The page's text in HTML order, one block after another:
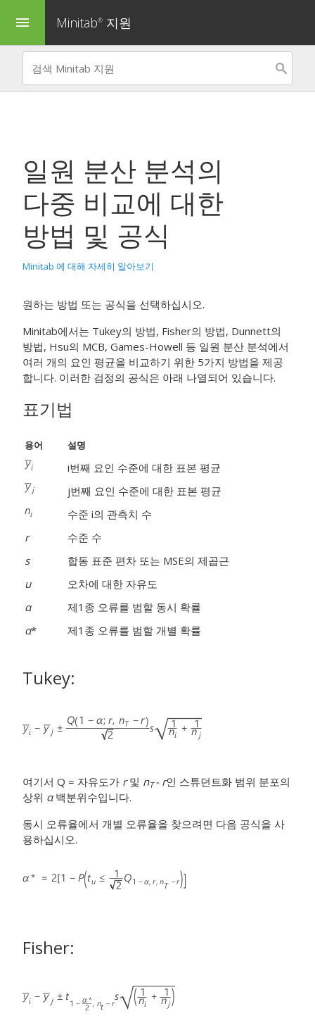
menu Minitab® 지원
일원 분산 분석의
다중 비교에 대한
방법 및 공식
Minitab 에 대해 자세히 알아보기
원하는 방법 또는 공식을 선택하십시오.
Minitab에서는 Tukey의 방법, Fisher의 방법, Dunnett의
방법, Hsu의 MCB, Games-Howell 등 일원 분산 분석에서
여러 개의 요인 평균을 비교하기 위한 5가지 방법을 제공
합니다. 이러한 검정의 공식은 아래 나열되어 있습니다.
표기법
용어 설명
i번째 요인 수준에 대한 표본 평균
j번째 요인 수준에 대한 표본 평균
수준 i의 관측치 수
r
수준 수
s
합동 표준 편차 또는 MSE의 제곱근
u
오차에 대한 자유도
α
제1종 오류를 범할 동시 확률
α* 제1종 오류를 범할 개별 확률
Tukey:
여기서 Q = 자유도가 r및 nT- r인 스튜던트화 범위 분포의
상위 α백분위수입니다.
동시 오류율에서 개별 오류율을 찾으려면 다음 공식을 사
용하십시오.
Fisher: